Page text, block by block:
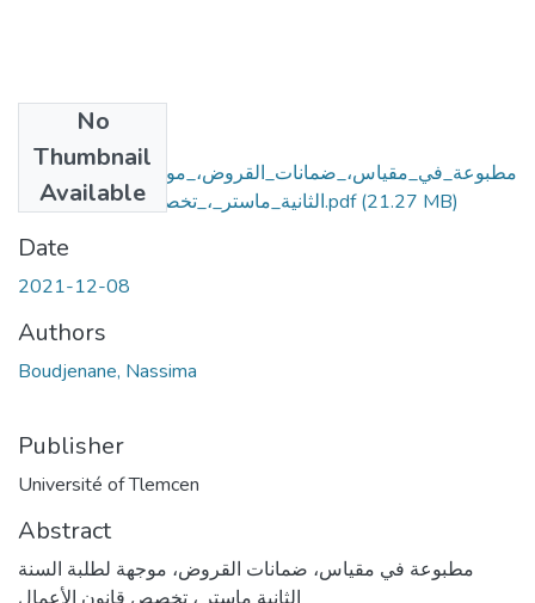
No
Thumbnail
Available
مطبوعة_في_مقياس،_ضمانات_القروض،_موجهة_لطلبة_السنة_
الثانية_ماستر_،_تخصص_قانون_الأعمال.pdf(21.27 MB)
Date
2021-12-08
Authors
Boudjenane, Nassima
Publisher
Université of Tlemcen
Abstract
مطبوعة في مقياس، ضمانات القروض، موجهة لطلبة السنة